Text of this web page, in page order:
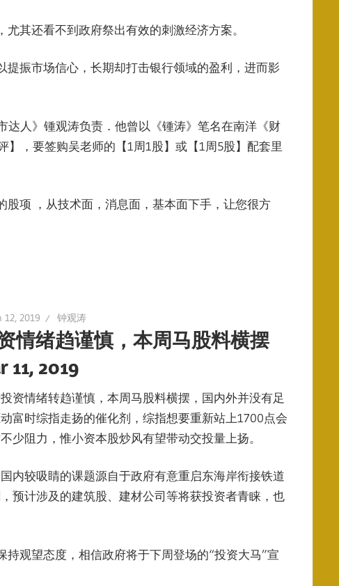
其还看不到政府祭出有效的刺激经济方案。
振市场信心，长期却打击银行领域的盈利，进而影
达人》锺观涛负责．他曾以《锺涛》笔名在南洋《财
，要签购吴老师的【1周1股】或【1周5股】配套里
项 ，从技术面，消息面，基本面下手，让您很方
12, 2019 钟观涛
情绪趋谨慎，本周马股料横摆
11, 2019
资情绪转趋谨慎，本周马股料横摆，国内外并没有足
富时综指走扬的催化剂，综指想要重新站上1700点会
少阻力，惟小资本股炒风有望带动交投量上扬。
内较吸睛的课题源自于政府有意重启东海岸衔接铁道
预计涉及的建筑股、建材公司等将获投资者青睐，也
观望态度，相信政府将于下周登场的“投资大马”宣